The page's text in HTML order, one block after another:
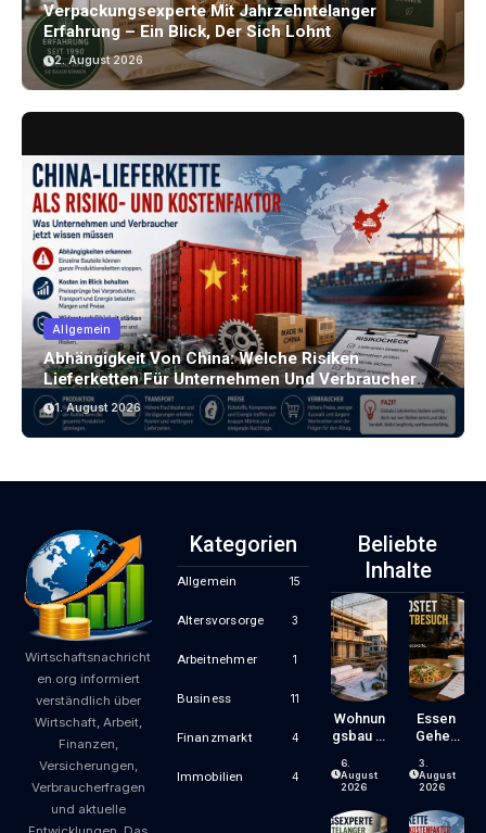
Verpackungsexperte Mit Jahrzehntelanger
Erfahrung – Ein Blick, Der Sich Lohnt
2. August 2026
Allgemein
Abhängigkeit Von China: Welche Risiken
Lieferketten Für Unternehmen Und Verbraucher
Bergen
1. August 2026
Wirtschaftsnachricht
en.org informiert
verständlich über
Wirtschaft, Arbeit,
Finanzen,
Versicherungen,
Verbraucherfragen
und aktuelle
Kategorien
Allgemein 15
Altersvorsorge 3
Arbeitnehmer 1
Business 11
Finanzmarkt 4
Immobilien 4
Beliebte
Inhalte
Wohnun
Gsbau In
Krise:
Worauf
En Und
6.
August
2026
Essen
Gehen
Zum
Luxus?
Gastron
3.
August
2026